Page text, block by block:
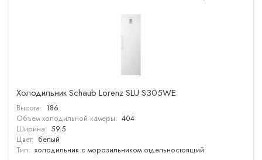
Холодильник Schaub Lorenz SLU S305WE
Высота: 186
Объем холодильной камеры: 404
Ширина: 59.5
Цвет: белый
Тип: холодильник с морозильником отдельностоящий